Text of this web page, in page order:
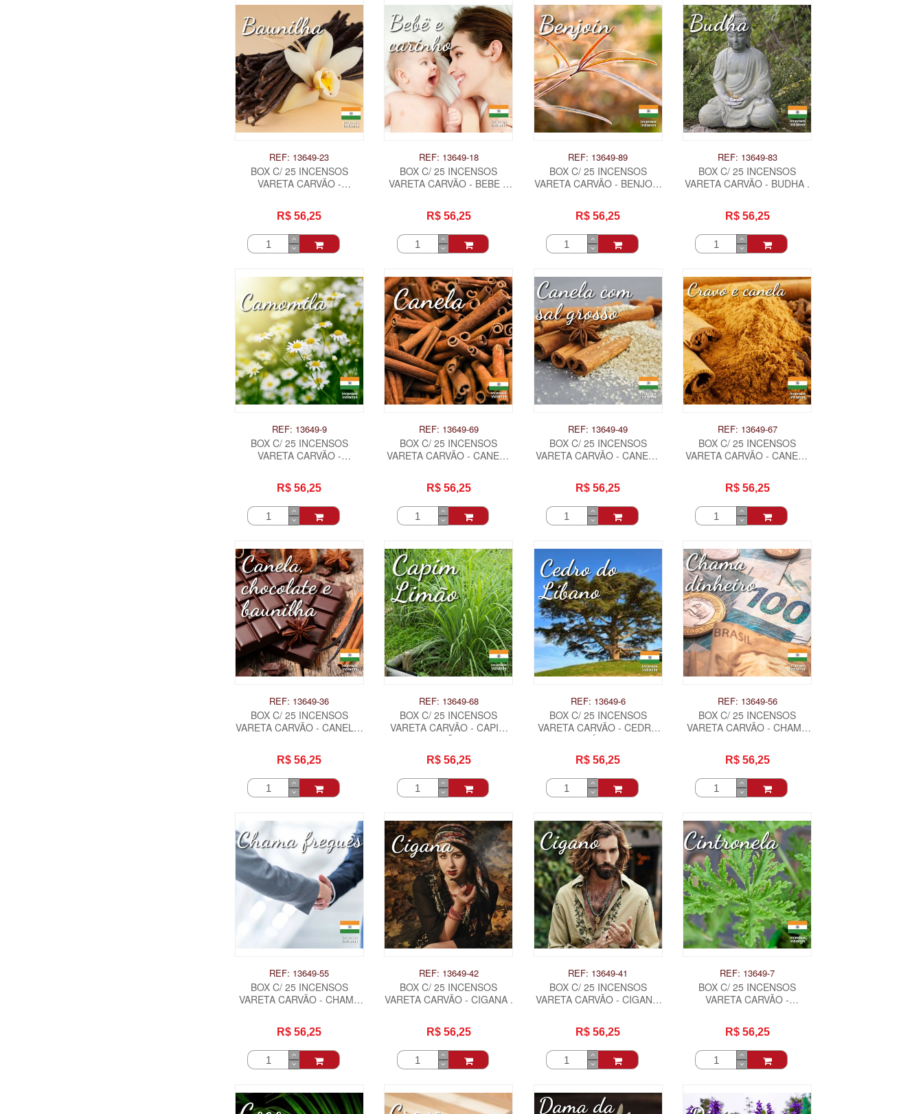
REF: 13649-23
BOX C/ 25 INCENSOS
VARETA CARVÃO -
R$ 56,25
REF: 13649-18
BOX C/ 25 INCENSOS
VARETA CARVÃO - BEBE E
R$ 56,25
REF: 13649-89
BOX C/ 25 INCENSOS
VARETA CARVÃO - BENJOIN
R$ 56,25
REF: 13649-83
BOX C/ 25 INCENSOS
VARETA CARVÃO - BUDHA .
R$ 56,25
REF: 13649-9
BOX C/ 25 INCENSOS
VARETA CARVÃO -
R$ 56,25
REF: 13649-69
BOX C/ 25 INCENSOS
VARETA CARVÃO - CANELA
R$ 56,25
REF: 13649-49
BOX C/ 25 INCENSOS
VARETA CARVÃO - CANELA
R$ 56,25
REF: 13649-67
BOX C/ 25 INCENSOS
VARETA CARVÃO - CANELA
R$ 56,25
REF: 13649-36
BOX C/ 25 INCENSOS
VARETA CARVÃO - CANELA,
R$ 56,25
REF: 13649-68
BOX C/ 25 INCENSOS
VARETA CARVÃO - CAPIM
LIMÃO .
R$ 56,25
REF: 13649-6
BOX C/ 25 INCENSOS
VARETA CARVÃO - CEDRO
DO LÍBANO .
R$ 56,25
REF: 13649-56
BOX C/ 25 INCENSOS
VARETA CARVÃO - CHAMA
R$ 56,25
REF: 13649-55
BOX C/ 25 INCENSOS
VARETA CARVÃO - CHAMA
R$ 56,25
REF: 13649-42
BOX C/ 25 INCENSOS
VARETA CARVÃO - CIGANA .
R$ 56,25
REF: 13649-41
BOX C/ 25 INCENSOS
VARETA CARVÃO - CIGANO
R$ 56,25
REF: 13649-7
BOX C/ 25 INCENSOS
VARETA CARVÃO -
R$ 56,25